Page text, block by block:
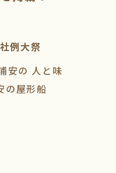
例大祭
安の 人と味
の屋形船